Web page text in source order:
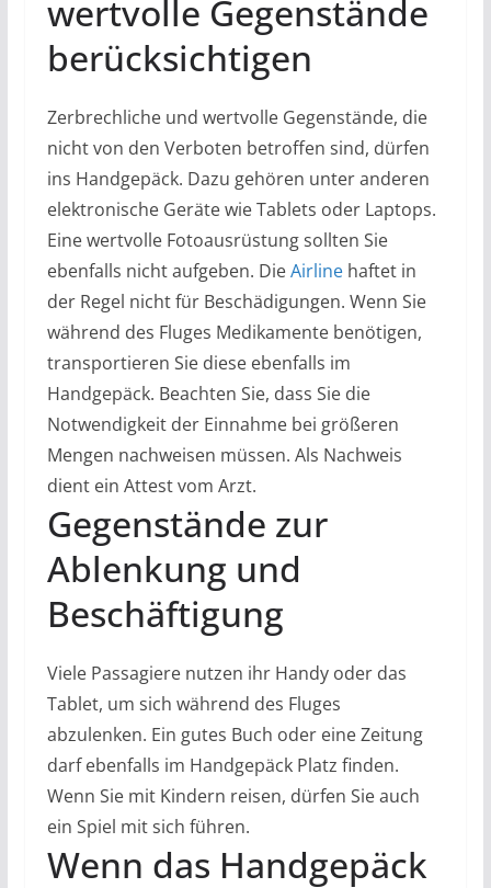
wertvolle Gegenstände
berücksichtigen
Zerbrechliche und wertvolle Gegenstände, die
nicht von den Verboten betroffen sind, dürfen
ins Handgepäck. Dazu gehören unter anderen
elektronische Geräte wie Tablets oder Laptops.
Eine wertvolle Fotoausrüstung sollten Sie
ebenfalls nicht aufgeben. DieAirlinehaftet in
der Regel nicht für Beschädigungen. Wenn Sie
während des Fluges Medikamente benötigen,
transportieren Sie diese ebenfalls im
Handgepäck. Beachten Sie, dass Sie die
Notwendigkeit der Einnahme bei größeren
Mengen nachweisen müssen. Als Nachweis
dient ein Attest vom Arzt.
Gegenstände zur
Ablenkung und
Beschäftigung
Viele Passagiere nutzen ihr Handy oder das
Tablet, um sich während des Fluges
abzulenken. Ein gutes Buch oder eine Zeitung
darf ebenfalls im Handgepäck Platz finden.
Wenn Sie mit Kindern reisen, dürfen Sie auch
ein Spiel mit sich führen.
Wenn das Handgepäck